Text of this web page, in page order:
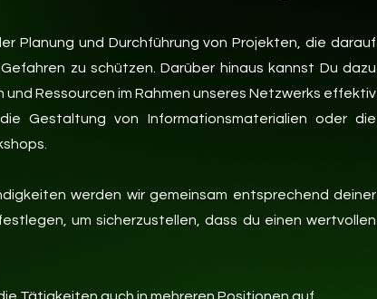
Planung und Durchführung von Projekten, die darauf
zu schützen. Darüber hinaus kannst Du dazu
Ressourcen im Rahmen unseres Netzwerks effektiv
Gestaltung von Informationsmaterialien oder die
werden wir gemeinsam entsprechend deiner
um sicherzustellen, dass du einen wertvollen